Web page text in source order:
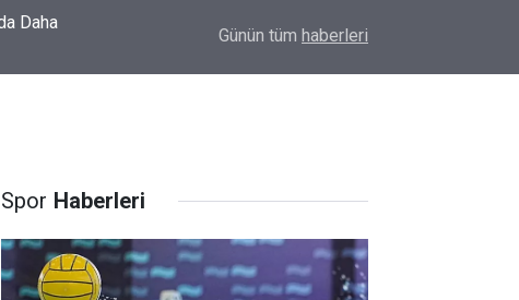
Özlem Drahyalı Kimdir, Nereli ve Kaç
Günün tüm haberleri
Spor Haberleri